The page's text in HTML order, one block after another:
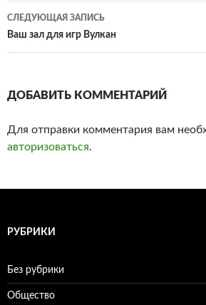
по
записям
СЛЕДУЮЩАЯ ЗАПИСЬ
Ваш зал для игр Вулкан
ДОБАВИТЬ КОММЕНТАРИЙ
Для отправки комментария вам
авторизоваться.
РУБРИКИ
Без рубрики
Общество